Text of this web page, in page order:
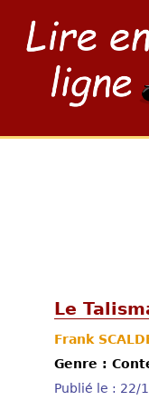
Le
Frank
Genre :
Publié le : 22/